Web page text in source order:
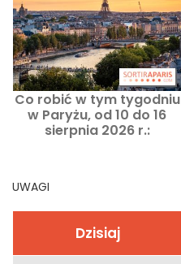
Co robić w tym tygodniu
w Paryżu, od 10 do 16
sierpnia 2026 r.:
UWAGI
Dzisiaj